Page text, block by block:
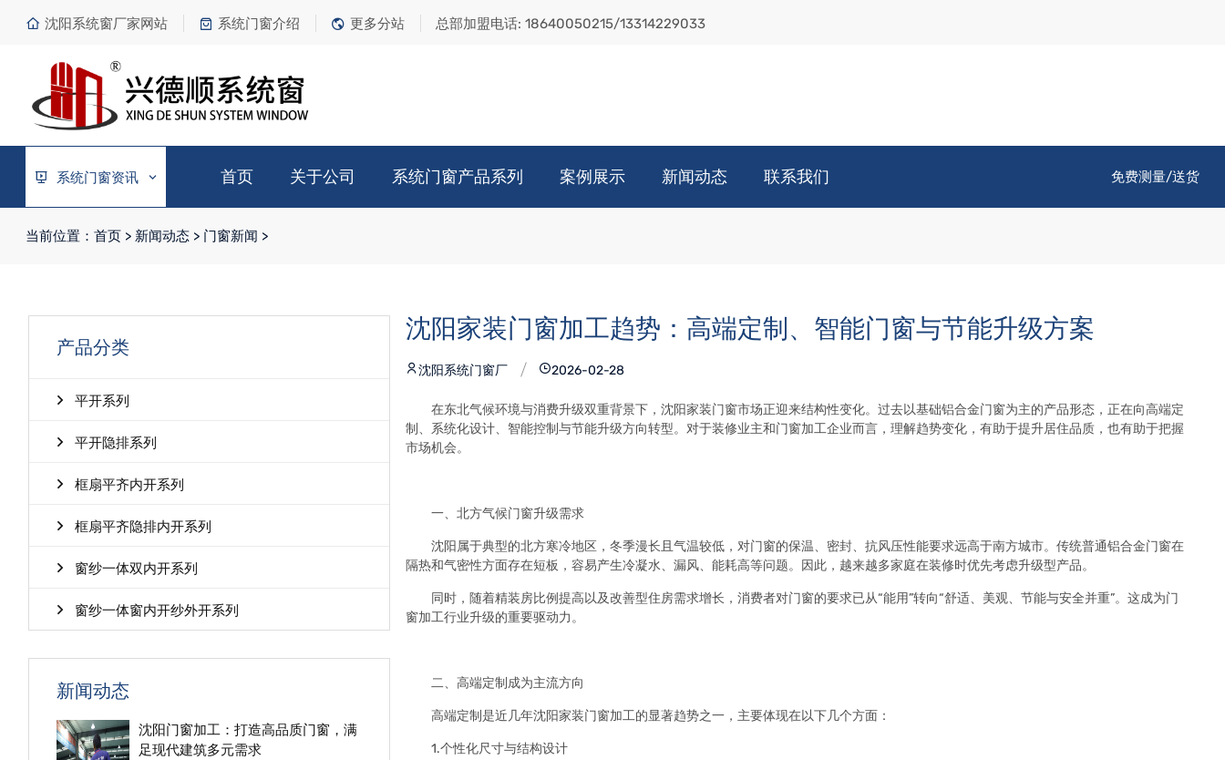
沈阳系统窗厂家网站 系统门窗介绍 更多分站 总部加盟电话: 18640050215/13314229033
系统门窗资讯 首页 关于公司 系统门窗产品系列 案例展示 新闻动态 联系我们 免费测量/送货
当前位置： 首页 > 新闻动态 > 门窗新闻 >
产品分类
平开系列
平开隐排系列
框扇平齐内开系列
框扇平齐隐排内开系列
窗纱一体双内开系列
窗纱一体窗内开纱外开系列
新闻动态
沈阳门窗加工：打造高品质门窗，满
足现代建筑多元需求
沈阳家装门窗加工趋势：高端定制、智能门窗与节能升级方案
沈阳系统门窗厂 2026-02-28
在东北气候环境与消费升级双重背景下，沈阳家装门窗市场正迎来结构性变化。过去以基础铝合金门窗为主的产品形态，正在向高端定
制、系统化设计、智能控制与节能升级方向转型。对于装修业主和门窗加工企业而言，理解趋势变化，有助于提升居住品质，也有助于把握
市场机会。
一、北方气候门窗升级需求
沈阳属于典型的北方寒冷地区，冬季漫长且气温较低，对门窗的保温、密封、抗风压性能要求远高于南方城市。传统普通铝合金门窗在
隔热和气密性方面存在短板，容易产生冷凝水、漏风、能耗高等问题。因此，越来越多家庭在装修时优先考虑升级型产品。
同时，随着精装房比例提高以及改善型住房需求增长，消费者对门窗的要求已从“能用”转向“舒适、美观、节能与安全并重”。这成为门
窗加工行业升级的重要驱动力。
二、高端定制成为主流方向
高端定制是近几年沈阳家装门窗加工的显著趋势之一，主要体现在以下几个方面：
1.个性化尺寸与结构设计